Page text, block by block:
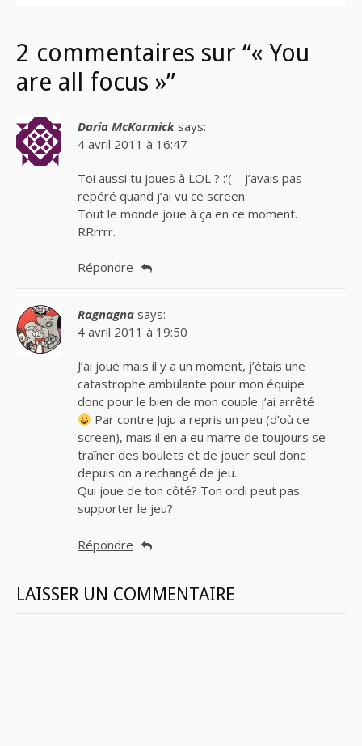
2 commentaires sur “« You
are all focus »”
Daria McKormick says:
4 avril 2011 à 16:47
Toi aussi tu joues à LOL ? :'( – j’avais pas
repéré quand j’ai vu ce screen.
Tout le monde joue à ça en ce moment.
RRrrrr.
Répondre
Ragnagna says:
4 avril 2011 à 19:50
J’ai joué mais il y a un moment, j’étais une
catastrophe ambulante pour mon équipe
donc pour le bien de mon couple j’ai arrêté
Par contre Juju a repris un peu (d’où ce
screen), mais il en a eu marre de toujours se
traîner des boulets et de jouer seul donc
depuis on a rechangé de jeu.
Qui joue de ton côté? Ton ordi peut pas
supporter le jeu?
Répondre
LAISSER UN COMMENTAIRE